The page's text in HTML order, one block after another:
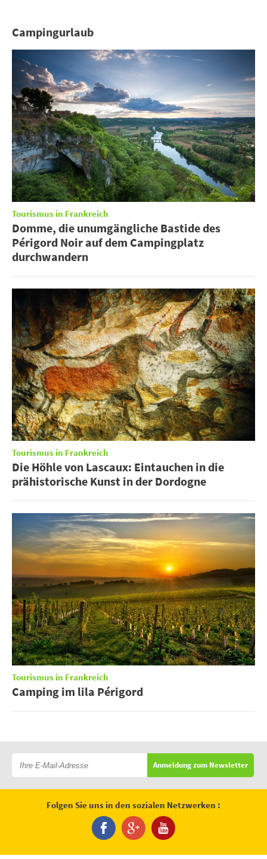
Campingurlaub
Tourismus in Frankreich
Domme, die unumgängliche Bastide des
Périgord Noir auf dem Campingplatz
durchwandern
Tourismus in Frankreich
Die Höhle von Lascaux: Eintauchen in die
prähistorische Kunst in der Dordogne
Tourismus in Frankreich
Camping im lila Périgord
Anmeldung zum Newsletter
Folgen Sie uns in den sozialen Netzwerken :